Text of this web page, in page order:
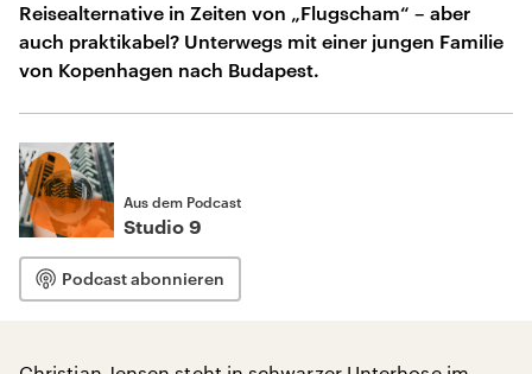
Reisealternative in Zeiten von „Flugscham“ – aber
auch praktikabel? Unterwegs mit einer jungen Familie
von Kopenhagen nach Budapest.
Aus dem Podcast
Studio 9
Podcast abonnieren